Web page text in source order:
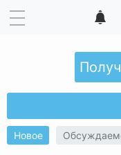
Новое